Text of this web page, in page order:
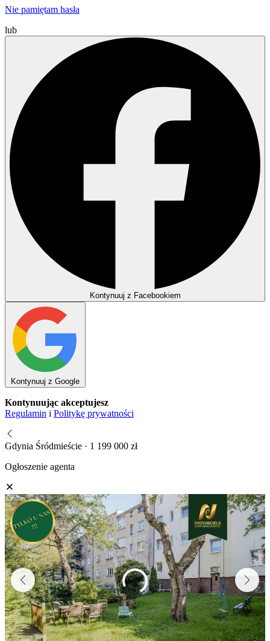
Nie pamiętam hasła
lub
Kontynuuj z Facebookiem
Kontynuuj z Google
Kontynuując akceptujesz
Regulamin i Politykę prywatności
Gdynia Śródmieście · 1 199 000 zł
Ogłoszenie agenta